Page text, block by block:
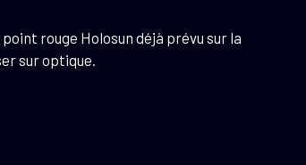
rouge Holosun déjà prévu sur la
sur optique.